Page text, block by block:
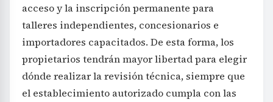
acceso y la inscripción permanente para
talleres independientes, concesionarios e
importadores capacitados. De esta forma, los
propietarios tendrán mayor libertad para elegir
dónde realizar la revisión técnica, siempre que
el establecimiento autorizado cumpla con las